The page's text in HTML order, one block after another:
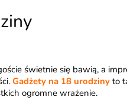
świetnie się bawią, a
Gadżety na 18 urodzinyto
ogromne wrażenie.